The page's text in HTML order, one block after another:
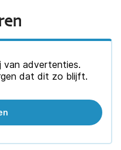
van advertenties.
dat dit zo blijft.